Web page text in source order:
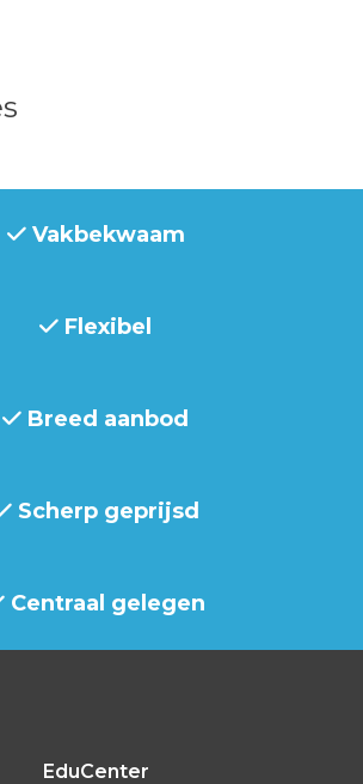
Vakbekwaam
Flexibel
Breed aanbod
Scherp geprijsd
Centraal gelegen
EduCenter